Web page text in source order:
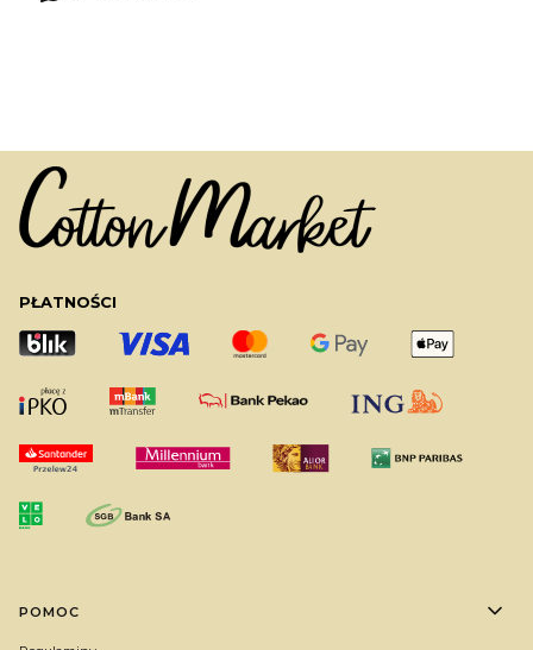
PŁATNOŚCI
Linki w stopce
POMOC